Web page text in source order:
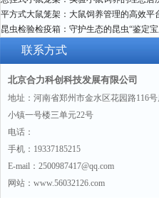
平方式大鼠笼架：大鼠饲养管理的高效平
昆虫检验检疫箱：守护生态的昆虫“鉴定宝
联系方式
北京合力科创科技发展有限公司
地址：河南省郑州市金水区花园路116
小镇一号楼三单元22号
电话：
手机：19337185215
E-mail：2500987417@qq.com
网站：www.56032126.com